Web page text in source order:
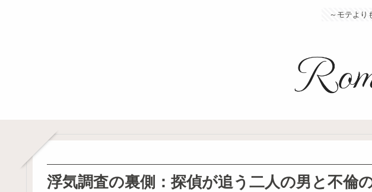
～モテより
浮気調査の裏側：探偵が追う二人の男と不倫